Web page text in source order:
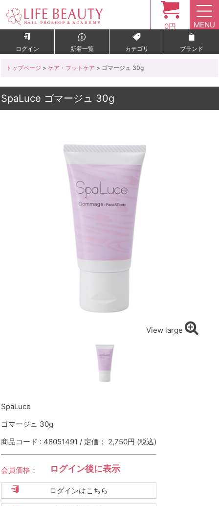
0円 MENU
ログイン 新着一覧 カテゴリ ブランド
トップページ > ケア・フットケア > ゴマージュ 30g
SpaLuce ゴマージュ 30g
View large
SpaLuce
ゴマージュ 30g
商品コード : 48051491 / 定価： 2,750円 (税込)
会員価格： ログイン後に表示
ログインはこちら